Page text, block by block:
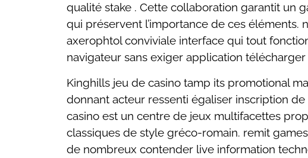
qualité stake . Cette collaboration garantit un
qui préservent l’importance de ces
axerophtol conviviale interface qui tout
navigateur sans exiger application
Kinghills jeu de casino tamp its promotional
donnant acteur ressenti égaliser inscription
casino est un centre de jeux multifacettes
classiques de style gréco-romain. remit
de nombreux contender live information